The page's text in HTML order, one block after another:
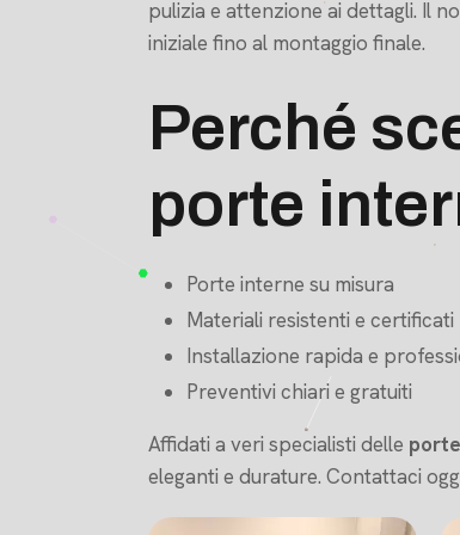
pulizia e attenzione ai dettagli. Il
iniziale fino al montaggio finale.
Perché
porte
Porte interne su misura
Materiali resistenti e certificati
Installazione rapida e
Preventivi chiari e gratuiti
Affidati a veri specialisti delle
eleganti e durature. Contattaci